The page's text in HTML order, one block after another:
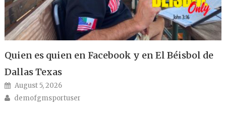
Quien es quien en Facebook y en El Béisbol de
Dallas Texas
Posted on
August 5, 2026
Author
demofgmsportuser